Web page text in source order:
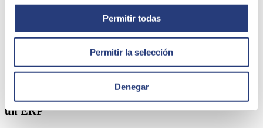
Permitir todas
Permitir la selección
Denegar
31 de enero de 2022
Los problemas que puede mejorar tu empresa con
un ERP